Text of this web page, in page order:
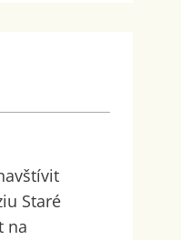
Staré
na